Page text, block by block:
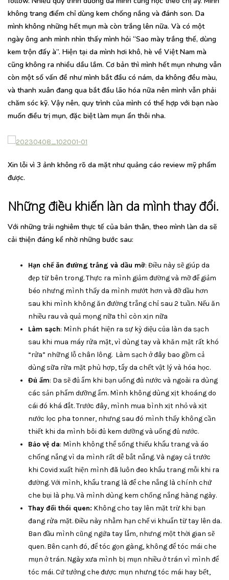
không trang điểm chỉ dùng kem chống nắng và đánh son. Da
mình không những hết mụn mà còn trắng lên nữa. Và có một
ngày ông anh mình nhìn thấy mình hỏi “Sao mày trắng thế, dùng
kem trộn đấy à”. Hiện tại da mình hơi khô, hè về Việt Nam mà
cũng không ra nhiều dầu lắm. Cơ bản thì mình hết mụn nhưng vẫn
còn một số vấn đề như mình bắt đầu có nám, da không đều màu,
và thanh xuân đang qua bắt đầu lão hóa nữa nên mình vẫn phải
chăm sóc kỹ. Vậy nên, quy trình của mình có thể hợp với bạn nào
muốn điều trị mụn, đặc biệt làm mụn ẩn thôi nha.
Xin lỗi vì 3 ảnh không rõ da mặt như quảng cáo review mỹ phẩm
được.
Những điều khiến làn da mình thay đổi.
Với những trải nghiêm thực tế của bản thân, theo mình làn da sẽ
cải thiện đáng kể nhờ những bước sau:
Hạn chế ăn đường trắng và dầu mỡ: Điều này sẽ giúp da
đẹp từ bên trong. Thực ra mình giảm đường và mỡ để giảm
béo nhưng mình thấy da mình mướt hơn và đỡ dầu hơn
sau khi mình không ăn đường trắng chỉ sau 2 tuần. Nếu ăn
nhiều rau và quả mọng nữa thì còn xịn nữa
Làm sạch: Mình phát hiện ra sự kỳ diệu của làn da sạch
sau khi mua máy rửa mặt, vì dùng tay và khăn mặt rất khó
“rửa” những lỗ chân lông. Làm sạch ở đây bao gồm cả
dùng sữa rửa mặt phù hợp, tẩy da chết vật lý và hóa học.
Đủ ẩm: Da sẽ đủ ẩm khi bạn uống đủ nước và ngoài ra dùng
các sản phẩm dưỡng ẩm. Mình không dùng xịt khoáng do
cái đó khá đắt. Trước đây, mình mua bình xịt nhỏ và xịt
nước lọc pha tonner, nhưng sau đó mình thấy không cần
thiết khi da mình bôi đủ kem dưỡng và uống đủ nước.
Bảo vệ da: Mình không thể sống thiếu khẩu trang và áo
chống nắng vì da mình rất dễ bắt nắng. Và ngay cả trước
khi Covid xuất hiện mình đã luôn đeo khẩu trang mỗi khi ra
đường. Với mình, khẩu trang là để che nắng là chính chứ
che bụi là phụ. Và mình dùng kem chống nắng hàng ngày.
Thay đổi thói quen: Không cho tay lên mặt trừ khi bạn
đang rửa mặt. Điều này nhằm hạn chế vi khuẩn từ tay lên da.
Ban đầu mình cũng ngứa tay lắm, nhưng một thời gian sẽ
quen. Bên cạnh đó, để tóc gọn gàng, không để tóc mái che
mụn ở trán. Ngày xưa mình bị mụn nhiều ở trán vì mình để
tóc mái. Cứ tưởng che được mụn nhưng tóc mái hay bết,